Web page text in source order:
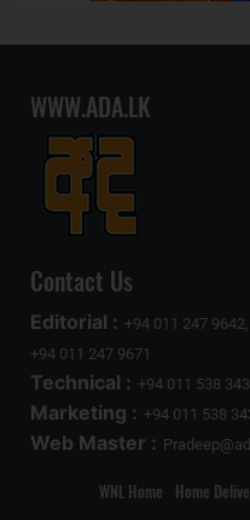
WWW.ADA.LK
Contact Us
Editorial : +94 011 247 9642,
+94 011 247 9671
Technical : +94 011 538
Marketing : +94 011 538
Web Master :
WNL Home Home